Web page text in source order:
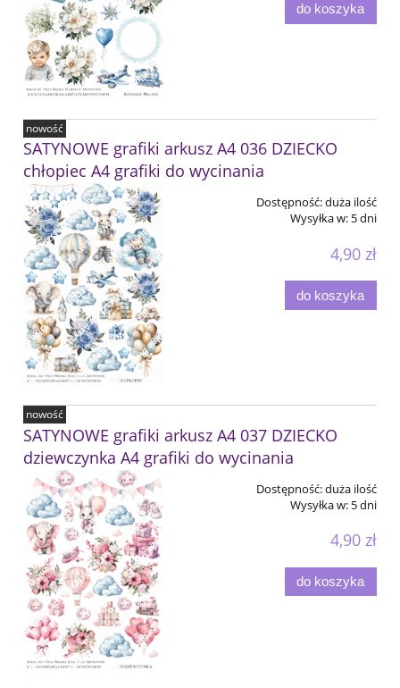
do koszyka
SATYNOWE grafiki arkusz A4 036 DZIECKO
chłopiec A4 grafiki do wycinania
Dostępność:duża ilość
Wysyłka w: 5 dni
4,90 zł
do koszyka
nowość
SATYNOWE grafiki arkusz A4 037 DZIECKO
dziewczynka A4 grafiki do wycinania
Dostępność:duża ilość
Wysyłka w: 5 dni
4,90 zł
do koszyka
nowość